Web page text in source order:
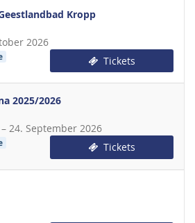
Kropp
2026
Tickets
2025/2026
–bis
24. September 2026
Tickets